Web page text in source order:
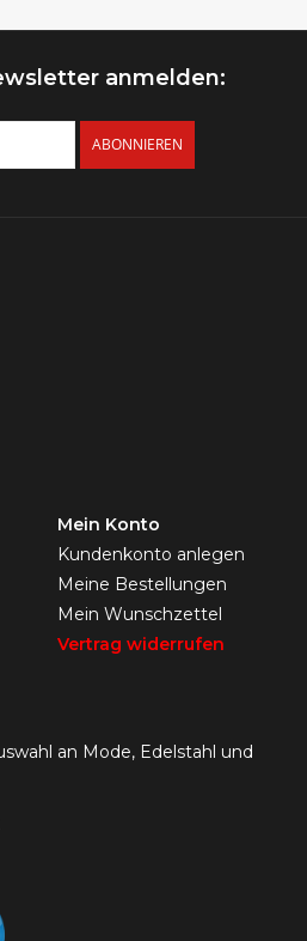
anmelden:
ABONNIEREN
Mein Konto
Kundenkonto anlegen
Meine Bestellungen
Mein Wunschzettel
Vertrag widerrufen
an Mode, Edelstahl und